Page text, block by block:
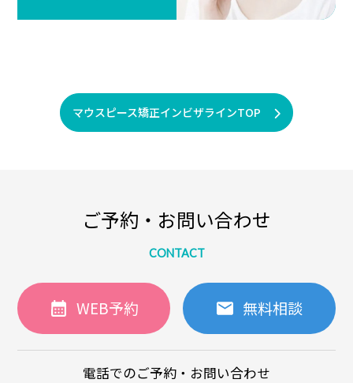
マウスピース矯正インビザラインTOP
ご予約・お問い合わせ
CONTACT
WEB予約 無料相談
電話でのご予約・お問い合わせ